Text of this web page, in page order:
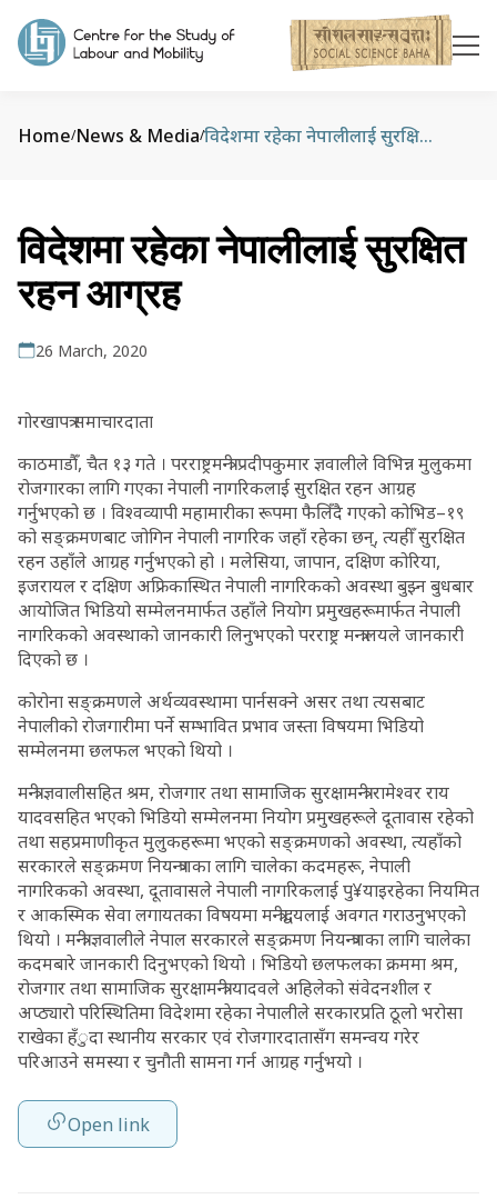
Home/News & Media/ विदेशमा रहेका नेपालीलाई सुरक्षित रहन आग्रह
विदेशमा रहेका नेपालीलाई सुरक्षित
रहन आग्रह
26 March, 2020
गोरखापत्र समाचारदाता
काठमाडौँ, चैत १३ गते । परराष्ट्रमन्त्री प्रदीपकुमार ज्ञवालीले विभिन्न मुलुकमा
रोजगारका लागि गएका नेपाली नागरिकलाई सुरक्षित रहन आग्रह
गर्नुभएको छ । विश्वव्यापी महामारीका रूपमा फैलिँदै गएको कोभिड–१९
को सङ्क्रमणबाट जोगिन नेपाली नागरिक जहाँ रहेका छन्, त्यहीँ सुरक्षित
रहन उहाँले आग्रह गर्नुभएको हो । मलेसिया, जापान, दक्षिण कोरिया,
इजरायल र दक्षिण अफ्रिकास्थित नेपाली नागरिकको अवस्था बुझ्न बुधबार
आयोजित भिडियो सम्मेलनमार्फत उहाँले नियोग प्रमुखहरूमार्फत नेपाली
नागरिकको अवस्थाको जानकारी लिनुभएको परराष्ट्र मन्त्रालयले जानकारी
दिएको छ ।
कोरोना सङ्क्रमणले अर्थव्यवस्थामा पार्नसक्ने असर तथा त्यसबाट
नेपालीको रोजगारीमा पर्ने सम्भावित प्रभाव जस्ता विषयमा भिडियो
सम्मेलनमा छलफल भएको थियो ।
मन्त्री ज्ञवालीसहित श्रम, रोजगार तथा सामाजिक सुरक्षामन्त्री रामेश्वर राय
यादवसहित भएको भिडियो सम्मेलनमा नियोग प्रमुखहरूले दूतावास रहेको
तथा सहप्रमाणीकृत मुलुकहरूमा भएको सङ्क्रमणको अवस्था, त्यहाँको
सरकारले सङ्क्रमण नियन्त्रणका लागि चालेका कदमहरू, नेपाली
नागरिकको अवस्था, दूतावासले नेपाली नागरिकलाई पु¥याइरहेका नियमित
र आकस्मिक सेवा लगायतका विषयमा मन्त्रीद्वयलाई अवगत गराउनुभएको
थियो । मन्त्री ज्ञवालीले नेपाल सरकारले सङ्क्रमण नियन्त्रणका लागि चालेका
कदमबारे जानकारी दिनुभएको थियो । भिडियो छलफलका क्रममा श्रम,
रोजगार तथा सामाजिक सुरक्षामन्त्री यादवले अहिलेको संवेदनशील र
अप्ठ्यारो परिस्थितिमा विदेशमा रहेका नेपालीले सरकारप्रति ठूलो भरोसा
राखेका हँुदा स्थानीय सरकार एवं रोजगारदातासँग समन्वय गरेर
परिआउने समस्या र चुनौती सामना गर्न आग्रह गर्नुभयो ।
Open link